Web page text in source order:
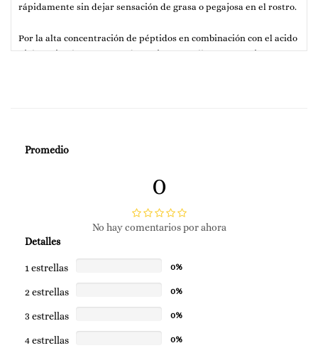
rápidamente sin dejar sensación de grasa o pegajosa en el rostro.
Por la alta concentración de péptidos en combinación con el acido
hialuronico, los extractos de pepino, centella, romero, ginseng, te
Promedio
0
No hay comentarios por ahora
Detalles
1 estrellas 0%
2 estrellas 0%
3 estrellas 0%
4 estrellas 0%